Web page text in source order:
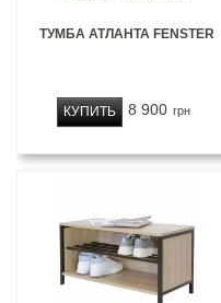
ТУМБА АТЛАНТА FENSTER
8 900 грн
КУПИТЬ